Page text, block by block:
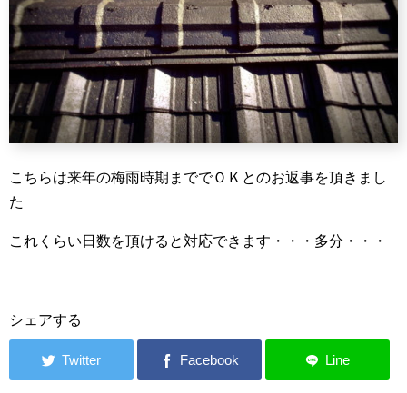
こちらは来年の梅雨時期まででＯＫとのお返事を頂きまし
た
これくらい日数を頂けると対応できます・・・多分・・・
シェアする